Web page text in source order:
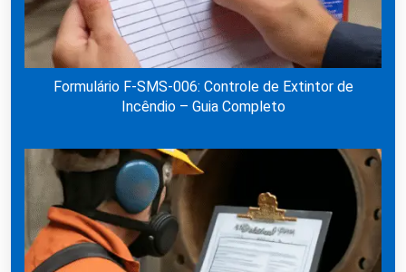
Formulário F-SMS-006: Controle de Extintor de
Incêndio – Guia Completo